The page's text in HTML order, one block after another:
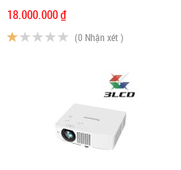
18.000.000 ₫
(0 Nhận xét )